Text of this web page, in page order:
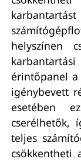
helyszínen
érintőpanel
igénybevett
esetében
cserélhetők,
teljes
csökkentheti